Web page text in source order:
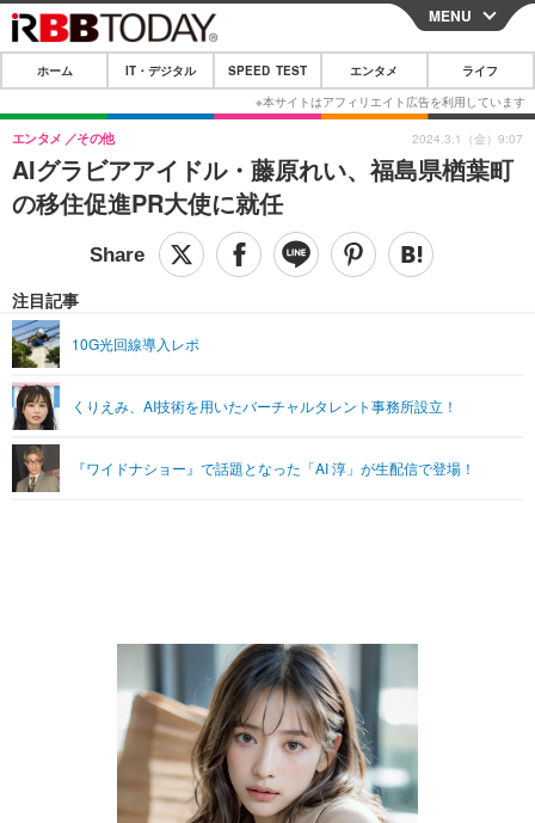
CLOSE
ホーム
IT・デジタル
IT・デジタルTOP スマートフォン
ショッピング その他
SPEED TEST
エンタメTOP 映画・ドラマ
グラビア ブログ
ショッピング その他
ライフTOP
リリース一覧
プッシュ通知の停止方法
MENU
ホーム IT・デジタル SPEED TEST エンタメ ライフ
AIグラビアアイドル・藤原れい、福島県楢葉町
の移住促進PR大使に就任
エンタメ その他
注目記事
10G光回線導入レポ
くりえみ、AI技術を用いたバーチャルタレント事務所設立！
『ワイドナショー』で話題となった「AI 淳」が生配信で登場！
2024.3.1（金）9:07